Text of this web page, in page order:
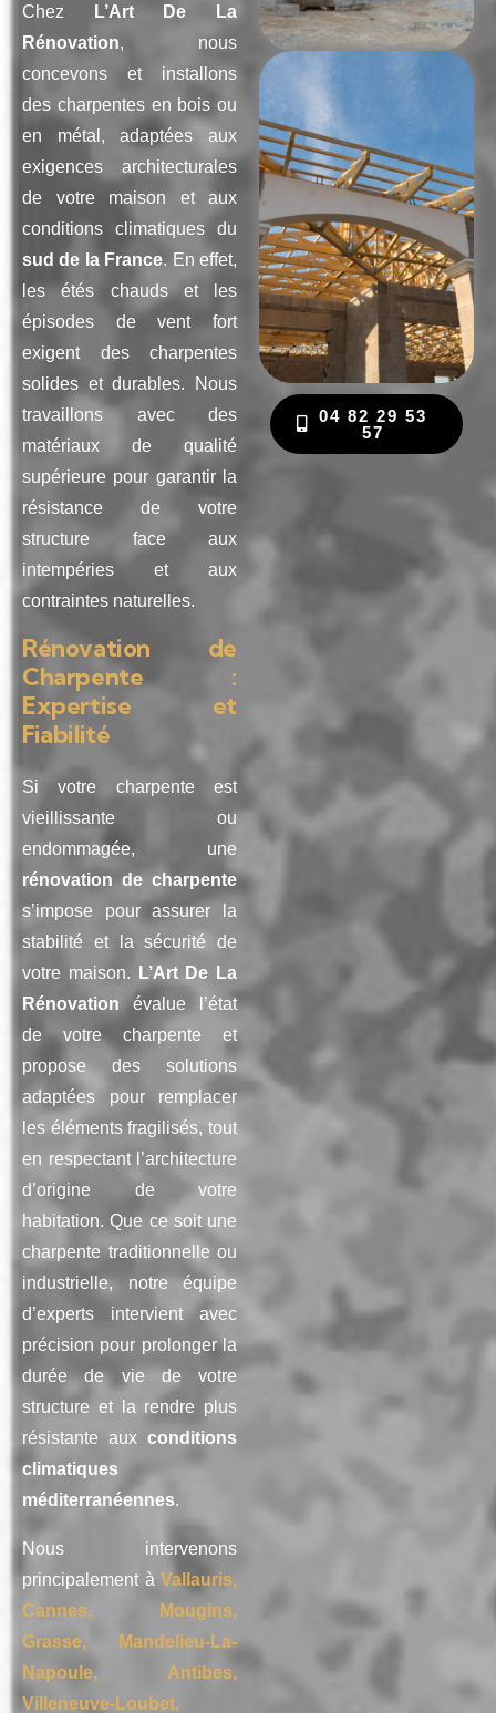
Chez
L’Art De La
Rénovation, nous
concevons et installons
des charpentes en bois ou
en métal, adaptées aux
exigences architecturales
de votre maison et aux
conditions climatiques du
sud de la France. En effet,
les étés chauds et les
épisodes de vent fort
exigent des charpentes
solides et durables. Nous
travaillons avec des
matériaux de qualité
supérieure pour garantir la
résistance de votre
structure face aux
intempéries et aux
contraintes naturelles.
Rénovation de
Charpente :
Expertise et
Fiabilité
Si votre charpente est
vieillissante ou
endommagée, une
rénovation de charpente
s’impose pour assurer la
stabilité et la sécurité de
votre maison.
L’Art De La
Rénovation évalue l’état
de votre charpente et
propose des solutions
adaptées pour remplacer
les éléments fragilisés, tout
en respectant l’architecture
d’origine de votre
habitation. Que ce soit une
charpente traditionnelle ou
industrielle, notre équipe
d’experts intervient avec
précision pour prolonger la
durée de vie de votre
structure et la rendre plus
résistante aux conditions
climatiques
méditerranéennes.
Nous intervenons
principalement à Vallauris,
Cannes, Mougins,
Grasse, Mandelieu-La-
Napoule, Antibes,
Villeneuve-Loubet,
04 82 29 53
57